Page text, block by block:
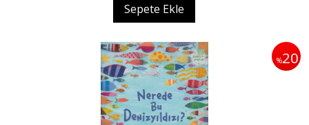
Sepete Ekle
%20